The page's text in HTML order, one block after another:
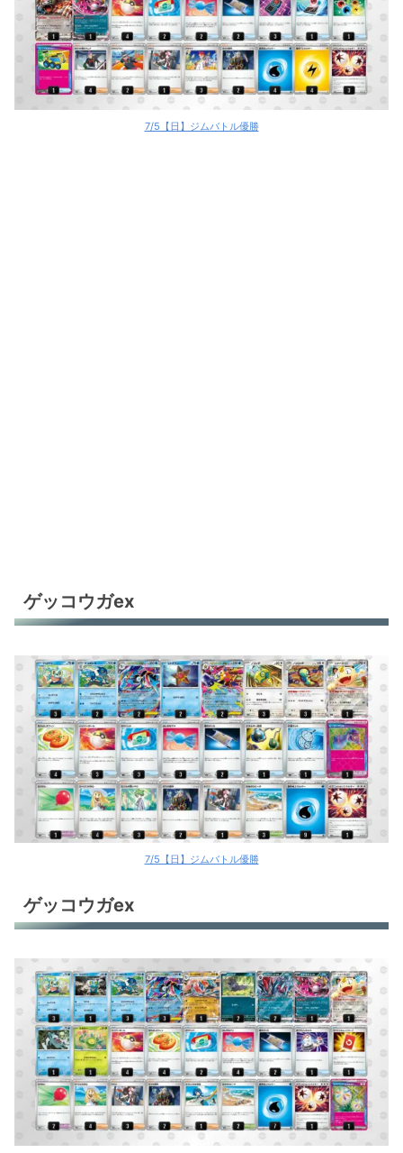
おまつりおんど
おまつりおんど
おまつりおんど
Nのゾロアークex
ドデカバシ
シロナのガブリアスex
シロナのガブリアスex
シロナのガブリアスex
ホップのザシアンex
メガアブソルex
ソウブレイズex
カミツオロチex
スピアーex
7/5【日】ジムバトル優勝
ゲッコウガex
7/5【日】ジムバトル優勝
ゲッコウガex